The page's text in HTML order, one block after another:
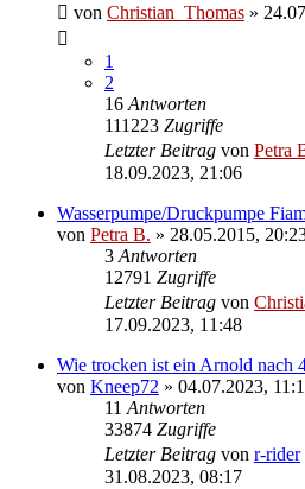
von Christian_Thomas »
1
2
16Antworten
111223 Zugriffe
Letzter Beitrag von Petra
18.09.2023, 21:06
Wasserpumpe/Druckpumpe
von Petra B. » 28.05.2015,
3Antworten
12791 Zugriffe
Letzter Beitrag von
17.09.2023, 11:48
Wie trocken ist ein Arnold nach
von Kneep72 » 04.07.2023,
11Antworten
33874 Zugriffe
Letzter Beitrag von r-rider
31.08.2023, 08:17